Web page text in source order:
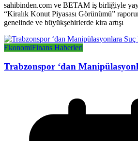
sahibinden.com ve BETAM iş birliğiyle
“Kiralık Konut Piyasası Görünümü”
genelinde ve büyükşehirlerde kira artışı
EkonomiFinans Haberleri
Trabzonspor ‘dan